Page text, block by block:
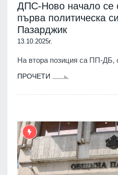
ДПС-Ново начало се
първа политическа
Пазарджик
13.10.2025г.
На втора позиция са ПП-
ПРОЧЕТИ